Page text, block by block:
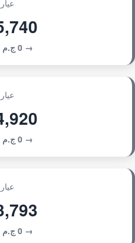
عيار 21
5,740
→ 0 ج.م (0.00%)
عيار 18
4,920
→ 0 ج.م (0.00%)
عيار 14
3,793
→ 0 ج.م (0.00%)